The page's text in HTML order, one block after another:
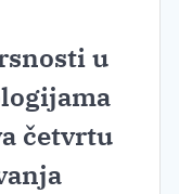
u
četvrtu